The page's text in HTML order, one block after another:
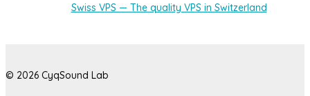
Swiss VPS — The quality VPS in Switzerland
© 2026 CyqSound Lab